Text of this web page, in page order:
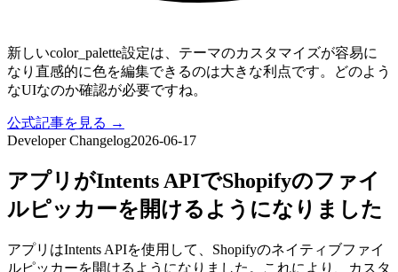
新しいcolor_palette設定は、テーマのカスタマイズが容易に
なり直感的に色を編集できるのは大きな利点です。どのよう
なUIなのか確認が必要ですね。
公式記事を見る →
Developer Changelog2026-06-17
アプリがIntents APIでShopifyのファイ
ルピッカーを開けるようになりました
アプリはIntents APIを使用して、Shopifyのネイティブファイ
ルピッカーを開けるようになりました。これにより、カスタ